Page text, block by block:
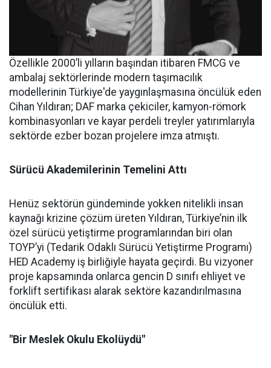
Özellikle 2000’li yılların başından itibaren FMCG ve
ambalaj sektörlerinde modern taşımacılık
modellerinin Türkiye'de yaygınlaşmasına öncülük eden
Cihan Yıldıran; DAF marka çekiciler, kamyon-römork
kombinasyonları ve kayar perdeli treyler yatırımlarıyla
sektörde ezber bozan projelere imza atmıştı.
Sürücü Akademilerinin Temelini Attı
Henüz sektörün gündeminde yokken nitelikli insan
kaynağı krizine çözüm üreten Yıldıran, Türkiye’nin ilk
özel sürücü yetiştirme programlarından biri olan
TOYP’yi (Tedarik Odaklı Sürücü Yetiştirme Programı)
HED Academy iş birliğiyle hayata geçirdi. Bu vizyoner
proje kapsamında onlarca gencin D sınıfı ehliyet ve
forklift sertifikası alarak sektöre kazandırılmasına
öncülük etti.
"Bir Meslek Okulu Ekolüydü"